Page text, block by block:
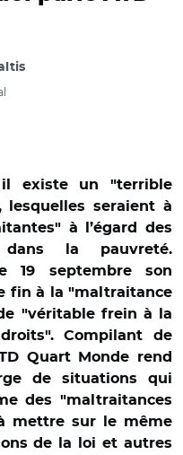
il existe un "terrible
lesquelles seraient à
à l’égard des
la pauvreté.
19 septembre son
fin à la "maltraitance
"véritable frein à la
Compilant de
Quart Monde rend
de situations qui
des "maltraitances
mettre sur le même
de la loi et autres